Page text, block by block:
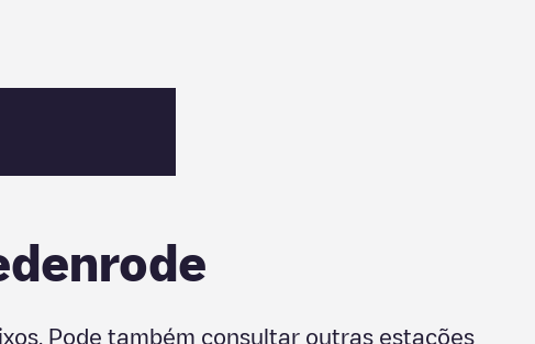
. Pode também consultar outras estações